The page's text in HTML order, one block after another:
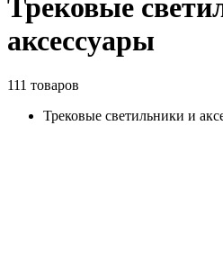
Трековые
аксессуары
111 товаров
Трековые светильники и